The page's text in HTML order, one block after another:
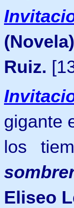
(Novela)
Ruiz.
gigante
los
Eliseo